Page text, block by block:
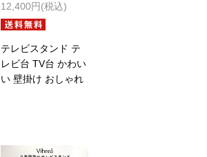
12,400円(税込)
テレビスタンド テ
レビ台 TV台 かわい
い 壁掛け おしゃれ